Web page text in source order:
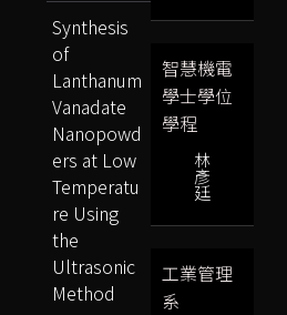
智慧機電
學士學位
學程
林
彥
廷
工業管理
系
Synthesis
of
Lanthanum
Vanadate
Nanopowd
ers at Low
Temperatu
re Using
the
Ultrasonic
Method